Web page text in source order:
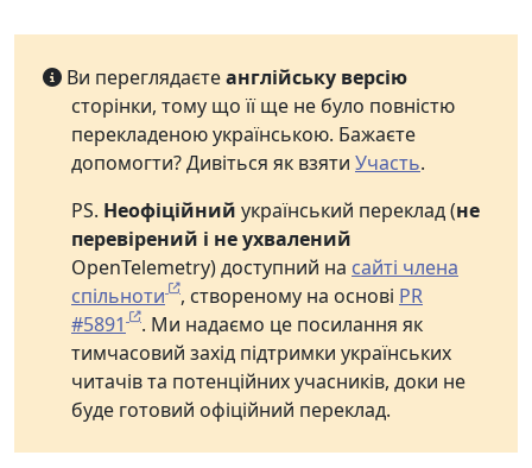
Ви переглядаєтеанглійську версію
сторінки, тому що її ще не було повністю
перекладеною українською. Бажаєте
допомогти? Дивіться як взяти Участь.
PS. Неофіційний український переклад (не
перевірений і не ухвалений
OpenTelemetry) доступний на сайті члена
спільноти
, створеному на основі PR
#5891
. Ми надаємо це посилання як
тимчасовий захід підтримки українських
читачів та потенційних учасників, доки не
буде готовий офіційний переклад.